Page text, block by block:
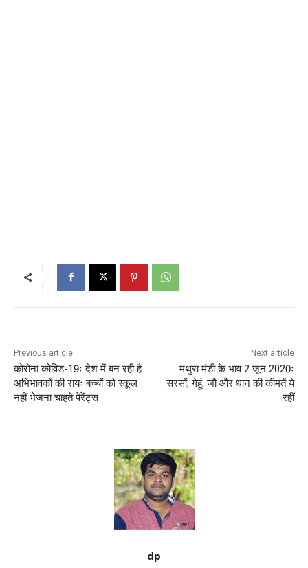
Previous article
कोरोना कोविड-19ः देश में बन रही है
अभिभावकों की रायः बच्चों को स्कूल
नहीं भेजना चाहते पेरेंट्स
Next article
मथुरा मंडी के भाव 2 जून 2020ः
सरसों, गेहूं, जौ और धान की कीमतें ये
रहीं
dp